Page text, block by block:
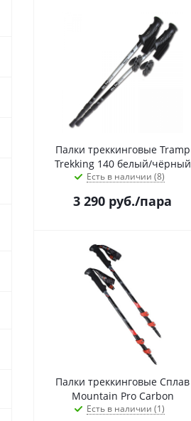
Палки треккинговые Tramp
Trekking 140 белый/чёрный
Есть в наличии (8)
3 290 руб./пара
Палки треккинговые Сплав
Mountain Pro Carbon
Есть в наличии (1)